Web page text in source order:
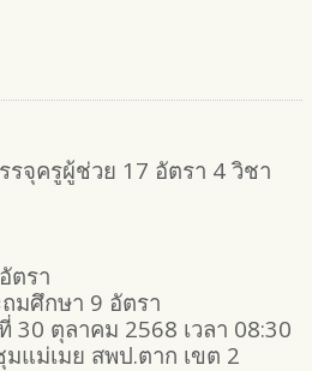
รจุครูผู้ช่วย 17 อัตรา 4 วิชา
ตรา
มศึกษา 9 อัตรา
30 ตุลาคม 2568 เวลา 08:30
แม่เมย สพป.ตาก เขต 2